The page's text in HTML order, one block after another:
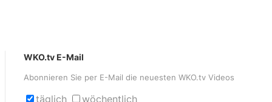
WKO.tv E-Mail
Abonnieren Sie per E-Mail die neuesten WKO.tv Videos
täglich wöchentlich